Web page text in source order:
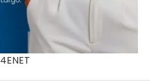
4ENET